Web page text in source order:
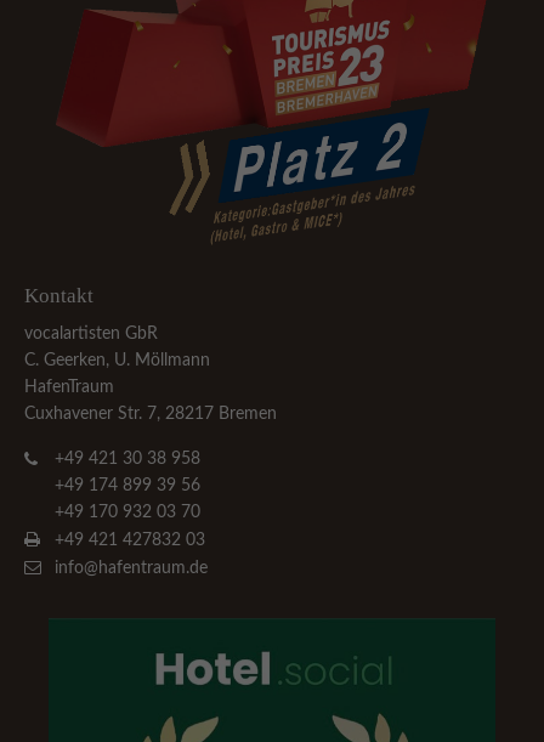
Kontakt
vocalartisten GbR
C. Geerken, U. Möllmann
HafenTraum
Cuxhavener Str. 7, 28217 Bremen
+49 421 30 38 958
+49 174 899 39 56
+49 170 932 03 70
+49 421 427832 03
info@hafentraum.de